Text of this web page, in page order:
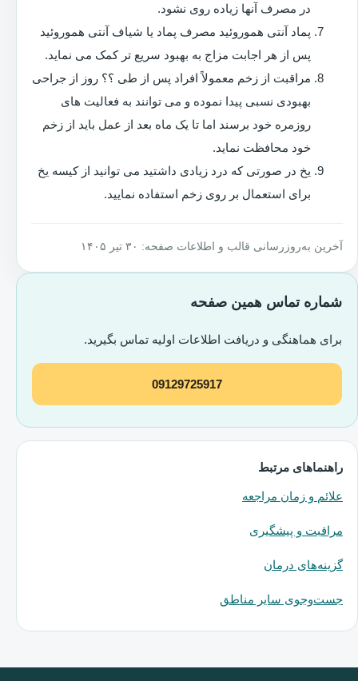
در مصرف آنها زیاده روی نشود.
پماد آنتی هموروئید مصرف پماد یا شیاف آنتی هموروئید
پس از هر اجابت مزاج به بهبود سریع تر کمک می نماید.
مراقبت از زخم معمولاً افراد پس از طی ؟؟ روز از جراحی
بهبودی نسبی پیدا نموده و می توانند به فعالیت های
روزمره خود برسند اما تا یک ماه بعد از عمل باید از زخم
خود محافظت نماید.
یخ در صورتی که درد زیادی داشتید می توانید از کیسه یخ
برای استعمال بر روی زخم استفاده نمایید.
آخرین به‌روزرسانی قالب و اطلاعات صفحه: ۳۰ تیر ۱۴۰۵
شماره تماس همین صفحه
برای هماهنگی و دریافت اطلاعات اولیه تماس بگیرید.
09129725917
راهنماهای مرتبط
علائم و زمان مراجعه
مراقبت و پیشگیری
گزینه‌های درمان
جست‌وجوی سایر مناطق